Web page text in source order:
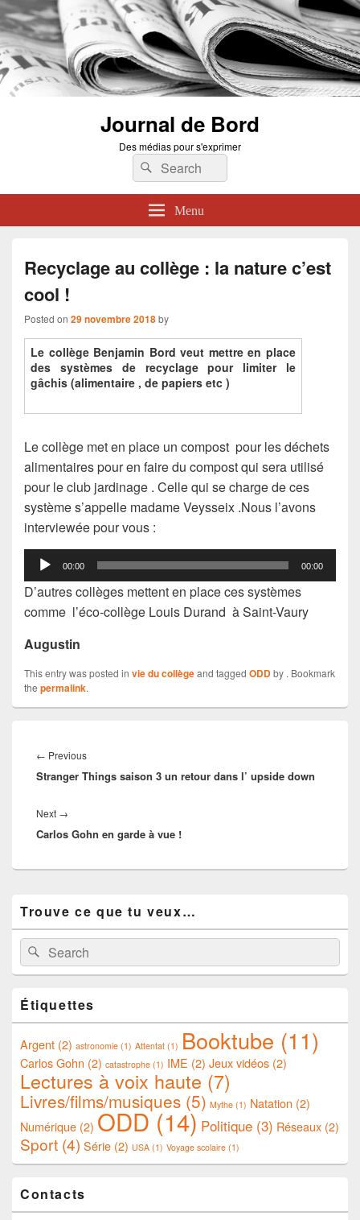
Journal de Bord
Des médias pour s'exprimer
Search
for:
Search
Menu
Recyclage au collège : la nature c’est
cool !
Posted on 29 novembre 2018by
Le collège Benjamin Bord veut mettre en place
des systèmes de recyclage pour limiter le
gâchis (alimentaire , de papiers etc )
Le collège met en place un compost pour les déchets
alimentaires pour en faire du compost qui sera utilisé
pour le club jardinage . Celle qui se charge de ces
système s’appelle madame Veysseix .Nous l’avons
interviewée pour vous :
Lecteur
audio
00:00 00:00
D’autres collèges mettent en place ces systèmes
comme l’éco-collège Louis Durand à Saint-Vaury
Augustin
This entry was posted in vie du collègeand tagged ODDby . Bookmark
the permalink.
de
l’article
← PreviousPrevious
post:
Stranger Things saison 3 un retour dans l’ upside down
Next →
post:
Carlos Gohn en garde à vue !
Sidebar
Widget
Area
Trouve ce que tu veux…
Search
for:
Search
Étiquettes
Argent (2) astronomie (1) Attentat (1) Booktube (11)
Carlos Gohn (2) catastrophe (1) IME (2) Jeux vidéos (2)
Lectures à voix haute (7)
Livres/films/musiques (5) Mythe (1) Natation (2)
Numérique (2) ODD(14) Politique (3) Réseaux (2)
Sport (4) Série (2) USA (1) Voyage scolaire (1)
Contacts